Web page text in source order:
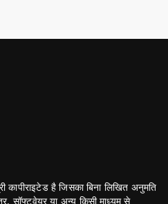
कापीराइटेड है जिसका बिना लिखित अनुमति
सॉफ्टवेयर या अन्य किसी माध्यम से